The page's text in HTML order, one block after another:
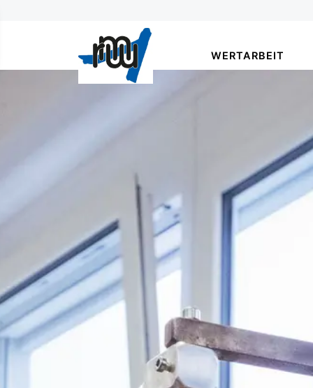
WERTARBEIT